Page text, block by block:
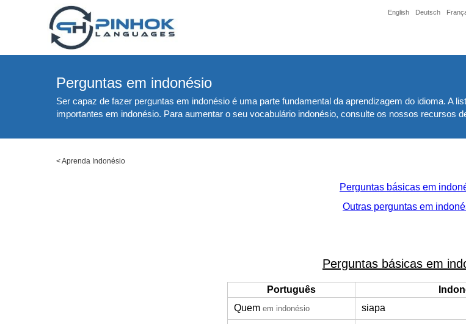
English Deutsch
Perguntas em indonésio
Ser capaz de fazer perguntas em indonésio é uma parte fundamental da aprendizagem do idioma. A
importantes em indonésio. Para aumentar o seu vocabulário indonésio, consulte os nossos recursos
<Aprenda Indonésio
Perguntas básicas em
Outras perguntas em
Perguntas básicas em
Português
Quem em indonésio siapa